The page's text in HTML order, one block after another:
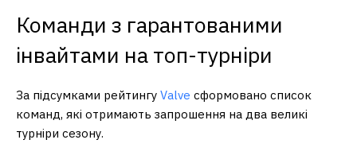
Команди з гарантованими
інвайтами на топ-турніри
За підсумками рейтингу Valve сформовано список
команд, які отримають запрошення на два великі
турніри сезону.